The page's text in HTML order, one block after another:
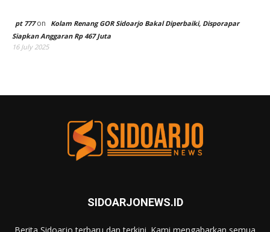
pt 777on
Kolam Renang GOR Sidoarjo Bakal Diperbaiki, Disporapar
Siapkan Anggaran Rp 467 Juta
16 July 2025
SIDOARJONEWS.ID